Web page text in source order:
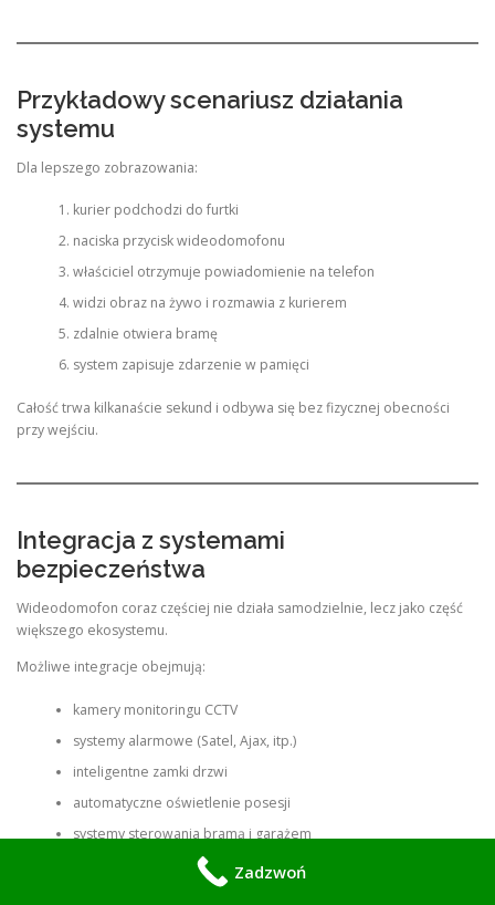
Przykładowy scenariusz działania
systemu
Dla lepszego zobrazowania:
kurier podchodzi do furtki
naciska przycisk wideodomofonu
właściciel otrzymuje powiadomienie na telefon
widzi obraz na żywo i rozmawia z kurierem
zdalnie otwiera bramę
system zapisuje zdarzenie w pamięci
Całość trwa kilkanaście sekund i odbywa się bez fizycznej obecności
przy wejściu.
Integracja z systemami
bezpieczeństwa
Wideodomofon coraz częściej nie działa samodzielnie, lecz jako część
większego ekosystemu.
Możliwe integracje obejmują:
kamery monitoringu CCTV
systemy alarmowe (Satel, Ajax, itp.)
inteligentne zamki drzwi
automatyczne oświetlenie posesji
systemy sterowania bramą i garażem
Dzięki temu powstaje spójny system kontroli dostępu, który działa
Zadzwoń